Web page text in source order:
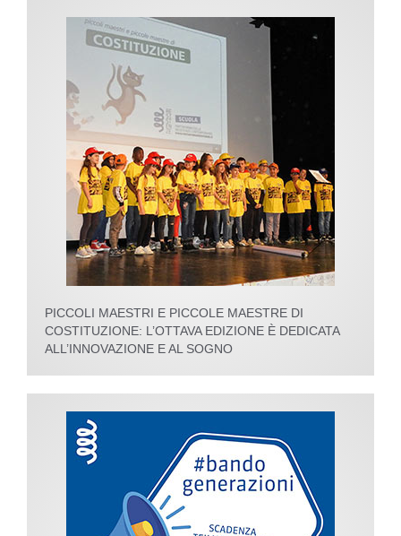
PICCOLI MAESTRI E PICCOLE MAESTRE DI
COSTITUZIONE: L’OTTAVA EDIZIONE È DEDICATA
ALL’INNOVAZIONE E AL SOGNO